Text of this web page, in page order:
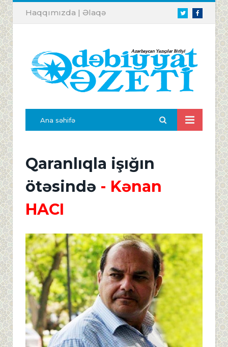
TwitterFacebook
Haqqımızda | Əlaqə
Ana səhifə
Qaranlıqla işığın
ötəsində - Kənan
HACI